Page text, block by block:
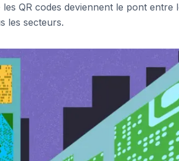
QR codes deviennent le pont entre
les secteurs.